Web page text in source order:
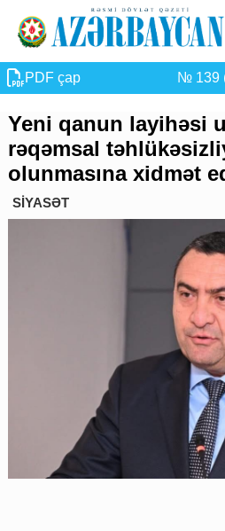
PDF çap № 139
Yeni qanun layihəsi
rəqəmsal
olunmasına xidmət
SİYASƏT